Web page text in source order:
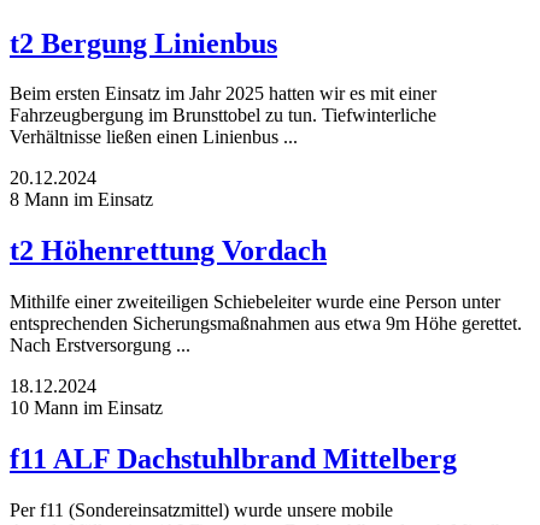
t2 Bergung Linienbus
Beim ersten Einsatz im Jahr 2025 hatten wir es mit einer
Fahrzeugbergung im Brunsttobel zu tun. Tiefwinterliche
Verhältnisse ließen einen Linienbus ...
20.12.2024
8 Mann im Einsatz
t2 Höhenrettung Vordach
Mithilfe einer zweiteiligen Schiebeleiter wurde eine Person unter
entsprechenden Sicherungsmaßnahmen aus etwa 9m Höhe gerettet.
Nach Erstversorgung ...
18.12.2024
10 Mann im Einsatz
f11 ALF Dachstuhlbrand Mittelberg
Per f11 (Sondereinsatzmittel) wurde unsere mobile